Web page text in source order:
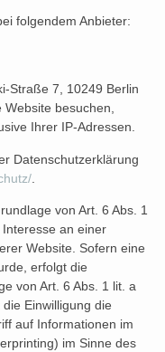
folgendem Anbieter:
Straße 7, 10249 Berlin
Website besuchen,
Ihrer IP-Adressen.
Datenschutzerklärung
von Art. 6 Abs. 1
an einer
Website. Sofern eine
erfolgt die
von Art. 6 Abs. 1 lit. a
Einwilligung die
auf Informationen im
im Sinne des